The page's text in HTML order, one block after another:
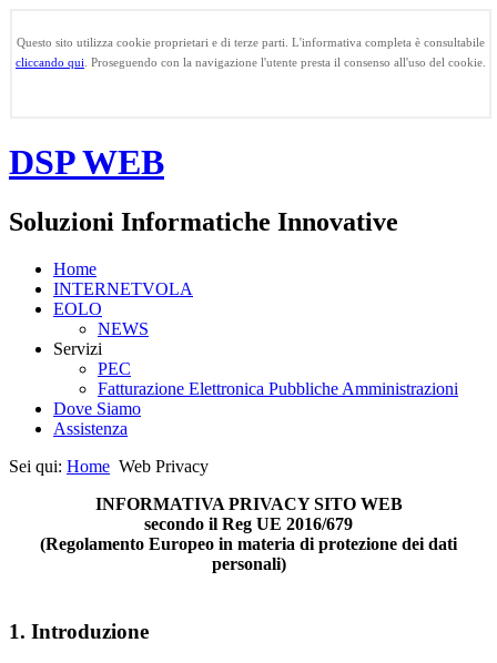
Questo sito utilizza cookie proprietari e di terze parti. L'informativa completa è consultabile
cliccando qui . Proseguendo con la navigazione l'utente presta il consenso all'uso del cookie.
DSP WEB
Soluzioni Informatiche Innovative
Home
INTERNETVOLA
EOLO
NEWS
Servizi
PEC
Fatturazione Elettronica Pubbliche Amministrazioni
Dove Siamo
Assistenza
Sei qui: Home Web Privacy
INFORMATIVA PRIVACY SITO WEB
secondo il Reg UE 2016/679
(Regolamento Europeo in materia di protezione dei dati
personali)
1. Introduzione